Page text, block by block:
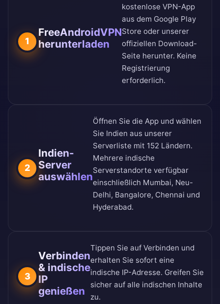
1
FreeAndroidVPN
herunterladen
kostenlose VPN-App
aus dem Google Play
Store oder unserer
offiziellen Download-
Seite herunter. Keine
Registrierung
erforderlich.
2
Indien-
Server
auswählen
Öffnen Sie die App und wählen
Sie Indien aus unserer
Serverliste mit 152 Ländern.
Mehrere indische
Serverstandorte verfügbar
einschließlich Mumbai, Neu-
Delhi, Bangalore, Chennai und
Hyderabad.
3
Verbinden
& indische
IP
genießen
Tippen Sie auf Verbinden und
erhalten Sie sofort eine
indische IP-Adresse. Greifen Sie
sicher auf alle indischen Inhalte
zu.